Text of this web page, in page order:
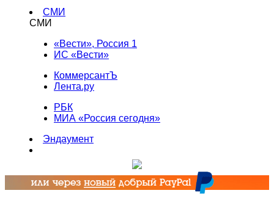
СМИ
СМИ
«Вести», Россия 1
ИС «Вести»
КоммерсантЪ
Лента.ру
РБК
МИА «Россия сегодня»
Эндаумент